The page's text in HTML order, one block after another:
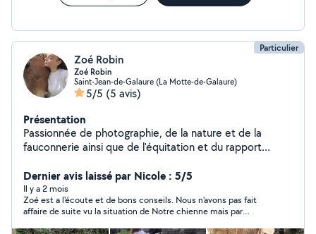
Particulier
Zoé Robin
Zoé Robin
Saint-Jean-de-Galaure (La Motte-de-Galaure)
5/5 (5 avis)
Présentation
Passionnée de photographie, de la nature et de la
fauconnerie ainsi que de l'équitation et du rapport
Dernier avis laissé par Nicole : 5/5
Il y a 2 mois
Zoé est a l'écoute et de bons conseils. Nous n'avons pas fait
affaire de suite vu la situation de Notre chienne mais par